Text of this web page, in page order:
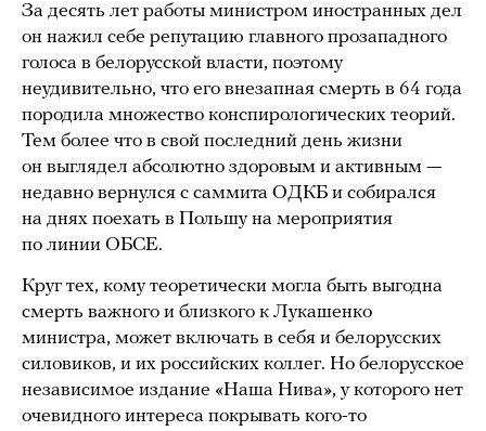
За десять лет работы министром иностранных дел
он нажил себе репутацию главного прозападного
голоса в белорусской власти, поэтому
неудивительно, что его внезапная смерть в 64 года
породила множество конспирологических теорий.
Тем более что в свой последний день жизни
он выглядел абсолютно здоровым и активным —
недавно вернулся с саммита ОДКБ и собирался
на днях поехать в Польшу на мероприятия
по линии ОБСЕ.
Круг тех, кому теоретически могла быть выгодна
смерть важного и близкого к Лукашенко
министра, может включать в себя и белорусских
силовиков, и их российских коллег. Но белорусское
независимое издание «Наша Нива», у которого нет
очевидного интереса покрывать кого-то